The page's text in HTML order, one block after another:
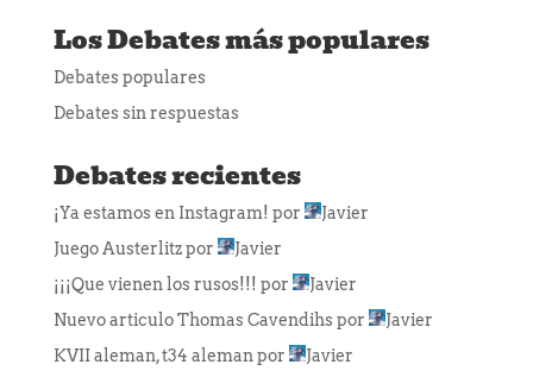
Los Debates más populares
Debates populares
Debates sin respuestas
Debates recientes
¡Ya estamos en Instagram! por
Javier
Juego Austerlitzpor
Javier
¡¡¡Que vienen los rusos!!! por
Javier
Nuevo articulo Thomas Cavendihspor
Javier
KVII aleman, t34 alemanpor Javier